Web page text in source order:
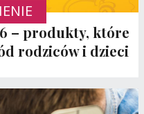
– produkty, które
rodziców i dzieci